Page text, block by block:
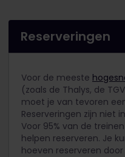
Reserveringen
Voor de meeste
(zoals de Thalys, de
moet je van tevoren
Reserveringen zijn niet
Voor 95% van de
helpen reserveren. Je
hoeven reserveren